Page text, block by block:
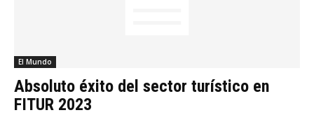
El Mundo
Absoluto éxito del sector turístico en
FITUR 2023